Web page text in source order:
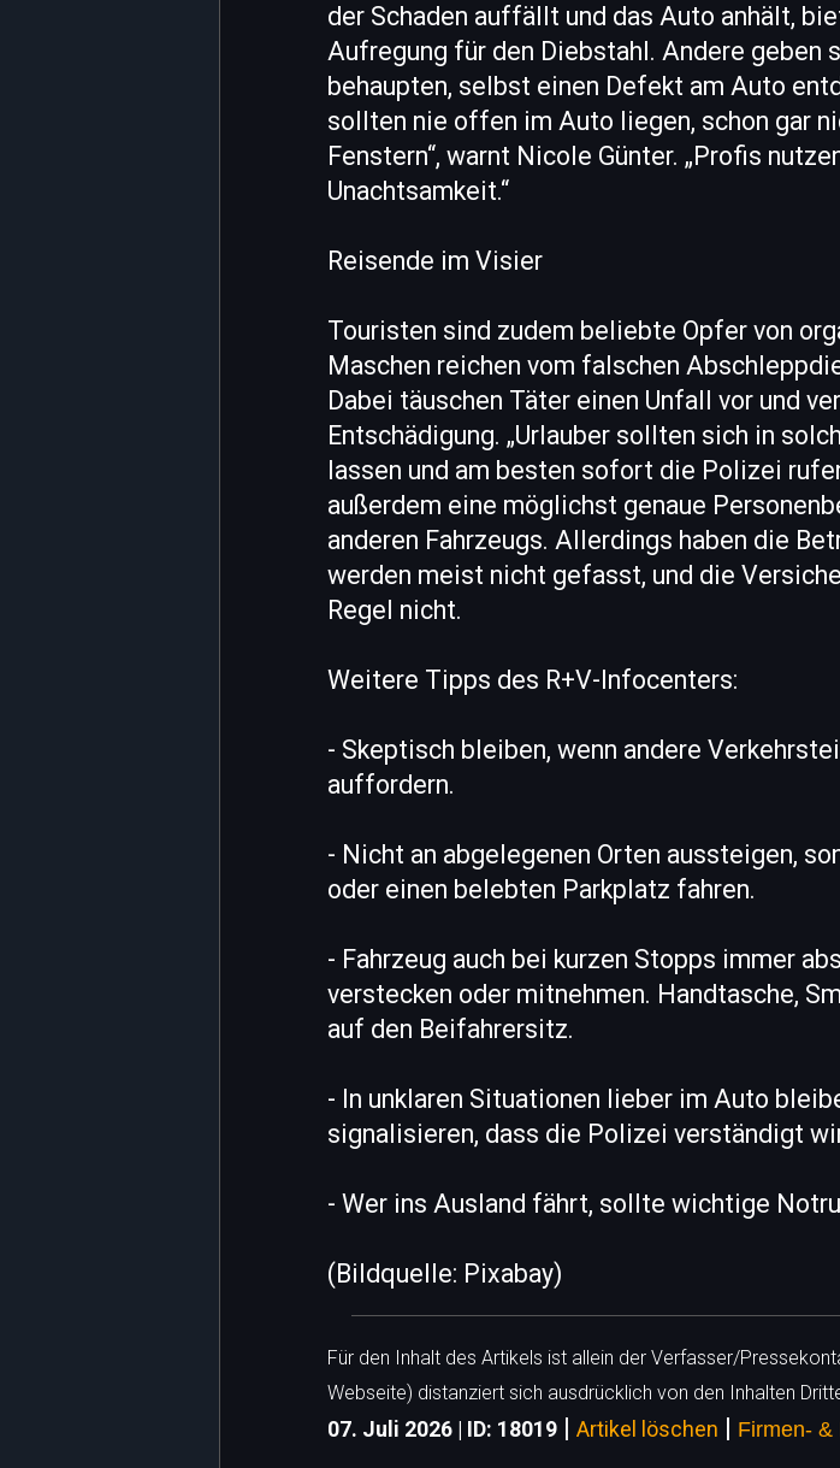
der Schaden auffällt und das Auto anhält,
Aufregung für den Diebstahl. Andere geben
behaupten, selbst einen Defekt am Auto
sollten nie offen im Auto liegen, schon gar
Fenstern“, warnt Nicole Günter. „Profis
Unachtsamkeit.“
Reisende im Visier
Touristen sind zudem beliebte Opfer von
Maschen reichen vom falschen
Dabei täuschen Täter einen Unfall vor und
Entschädigung. „Urlauber sollten sich in
lassen und am besten sofort die Polizei
außerdem eine möglichst genaue
anderen Fahrzeugs. Allerdings haben die
werden meist nicht gefasst, und die
Regel nicht.
Weitere Tipps des R+V-Infocenters:
- Skeptisch bleiben, wenn andere
auffordern.
- Nicht an abgelegenen Orten aussteigen,
oder einen belebten Parkplatz fahren.
- Fahrzeug auch bei kurzen Stopps immer
verstecken oder mitnehmen. Handtasche,
auf den Beifahrersitz.
- In unklaren Situationen lieber im Auto
signalisieren, dass die Polizei verständigt
- Wer ins Ausland fährt, sollte wichtige
(Bildquelle: Pixabay)
Für den Inhalt des Artikels ist allein der Verfasser/
Webseite) distanziert sich ausdrücklich von den Inhalten
07. Juli 2026 | ID: 18019 | Artikel löschen | Firmen- &